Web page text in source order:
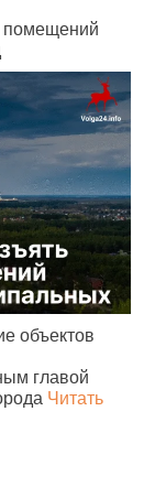
помещений
объектов
главой
Читать